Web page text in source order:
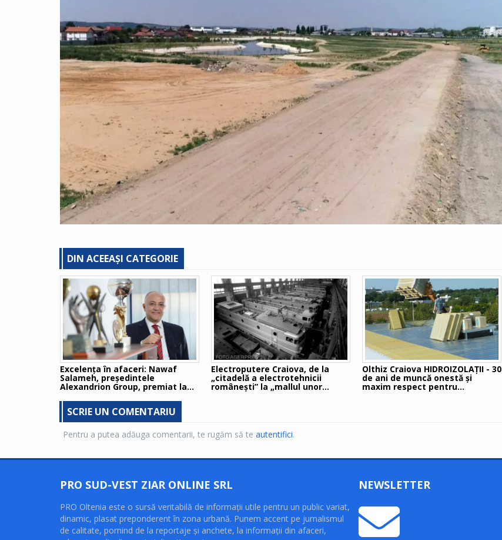
DIN ACEEAȘI CATEGORIE
Excelența în afaceri: Nawaf
Salameh, președintele
Alexandrion Group, premiat la
Total Business – Global Business
Awards 2019
Electroputere Craiova, de la
„citadelă a electrotehnicii
româneşti” la „mallul unor
multinaționale”
Olthiz Craiova HIDROIZOLAȚII - 30
de ani de muncă onestă și
maxim respect pentru
SCRIE UN COMENTARIU
Pentru a putea adăuga comentarii, te rugăm să te autentifici.
PRO SUD-VEST ZIAR ONLINE SRL
PRO Oltenia este o sursă veritabilă de informaţii utile pentru un public variat,
dinamic, plasat preponderent în zona urbană. Punem accent pe jurnalismul
de calitate, pornind de la reportaje şi anchete, la informaţii din afaceri,
NEWSLETTER